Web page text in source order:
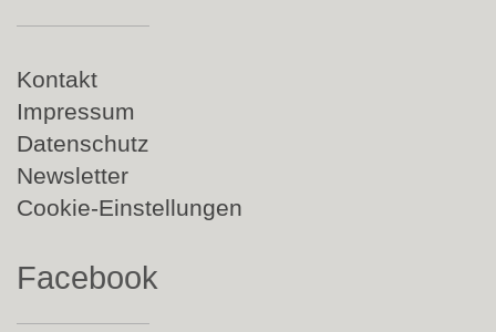
Navigation
überspringen
Kontakt
Impressum
Datenschutz
Newsletter
Cookie-Einstellungen
Facebook